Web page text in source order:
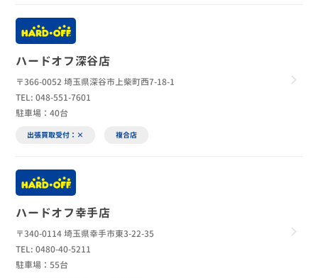
ハードオフ深谷店
〒366-0052 埼玉県深谷市上柴町西7-18-1
TEL: 048-551-7601
駐車場：40台
出張買取受付：× 複合店
ハードオフ幸手店
〒340-0114 埼玉県幸手市東3-22-35
TEL: 0480-40-5211
駐車場：55台